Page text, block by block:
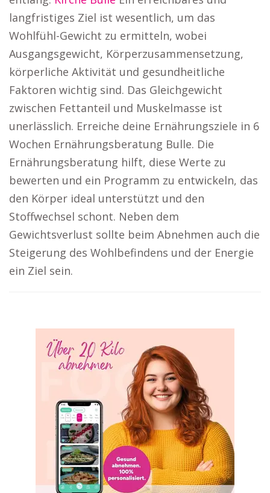
langfristiges Ziel ist wesentlich, um das
Wohlfühl-Gewicht zu ermitteln, wobei
Ausgangsgewicht, Körperzusammensetzung,
körperliche Aktivität und gesundheitliche
Faktoren wichtig sind. Das Gleichgewicht
zwischen Fettanteil und Muskelmasse ist
unerlässlich. Erreiche deine Ernährungsziele in 6
Wochen Ernährungsberatung Bulle. Die
Ernährungsberatung hilft, diese Werte zu
bewerten und ein Programm zu entwickeln, das
den Körper ideal unterstützt und den
Stoffwechsel schont. Neben dem
Gewichtsverlust sollte beim Abnehmen auch die
Steigerung des Wohlbefindens und der Energie
ein Ziel sein.